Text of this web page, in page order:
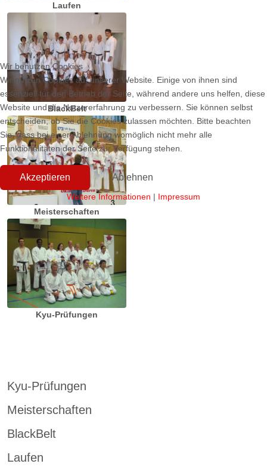
Laufen
BlackBelt
Meisterschaften
Kyu-Prüfungen
Kyu-Prüfungen
Meisterschaften
BlackBelt
Laufen
Wir benutzen Cookies
Wir nutzen Cookies auf unserer Website. Einige von ihnen sind
essenziell für den Betrieb der Seite, während andere uns helfen, diese
Website und die Nutzererfahrung zu verbessern. Sie können selbst
entscheiden, ob Sie die Cookies zulassen möchten. Bitte beachten
Sie, dass bei einer Ablehnung womöglich nicht mehr alle
Funktionalitäten der Seite zur Verfügung stehen.
Akzeptieren Ablehnen
Weitere Informationen | Impressum